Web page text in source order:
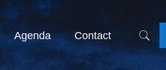
Agenda Contact